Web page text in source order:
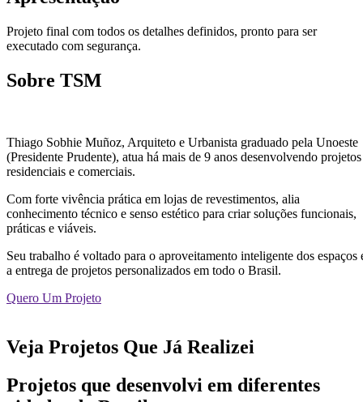
Projeto final com todos os detalhes definidos, pronto para ser
executado com segurança.
Sobre TSM
Thiago Sobhie Muñoz, Arquiteto e Urbanista graduado pela Unoeste
(Presidente Prudente), atua há mais de 9 anos desenvolvendo projetos
residenciais e comerciais.
Com forte vivência prática em lojas de revestimentos, alia
conhecimento técnico e senso estético para criar soluções funcionais,
práticas e viáveis.
Seu trabalho é voltado para o aproveitamento inteligente dos espaços
a entrega de projetos personalizados em todo o Brasil.
Quero Um Projeto
Veja Projetos Que Já Realizei
Projetos que desenvolvi em diferentes